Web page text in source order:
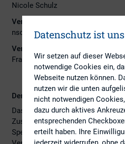
Nicole Schulz
Veranstalter E-Mail:
nschulz@dirk.org
Veranstaltungsort:
Frankfurt School of Finance &
Der CIRO 2024 ist ausgebucht!
Das Weiterbildungsprogramm
Zusammenarbeit mit
Spezialisten entwickelt. Im
Datenschutz ist
Wir setzen auf dieser
notwendige Cookies ein,
Webseite nutzen können.
nutzen wir die unten
nicht notwendigen
dazu durch aktives
entsprechenden
erteilt haben. Ihre